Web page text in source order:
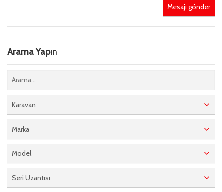
Mesajı gönder
Arama Yapın
Karavan
Marka
Model
Seri Uzantısı